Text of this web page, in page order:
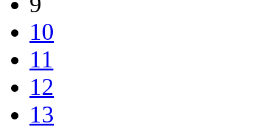
10
11
12
13